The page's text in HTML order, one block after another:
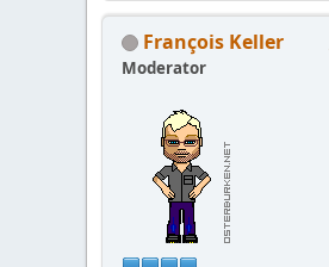
François Keller
Moderator